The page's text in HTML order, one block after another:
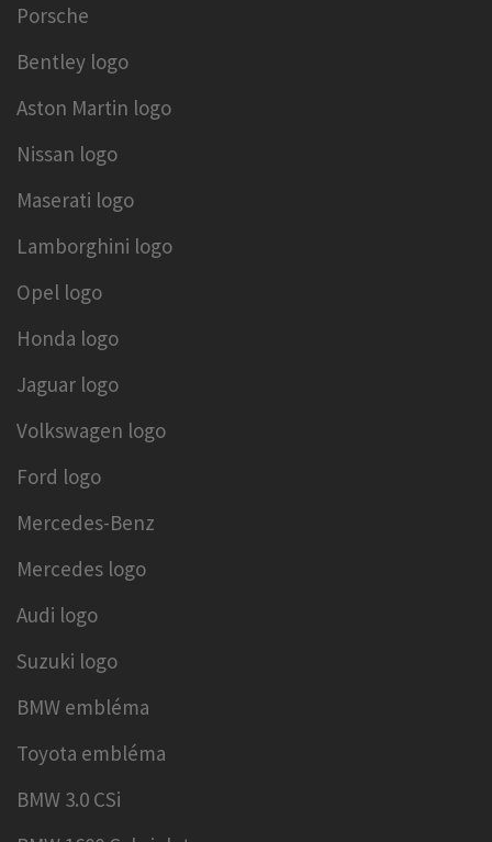
Porsche
Bentley logo
Aston Martin logo
Nissan logo
Maserati logo
Lamborghini logo
Opel logo
Honda logo
Jaguar logo
Volkswagen logo
Ford logo
Mercedes-Benz
Mercedes logo
Audi logo
Suzuki logo
BMW embléma
Toyota embléma
BMW 3.0 CSi